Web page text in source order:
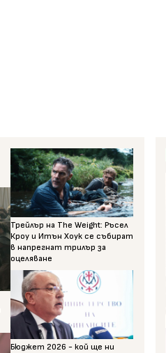
Трейлър на The Weight: Ръсел
Кроу и Итън Хоук се събират
в напрегнат трилър за
оцеляване
Бюджет 2026 - кой ще ни